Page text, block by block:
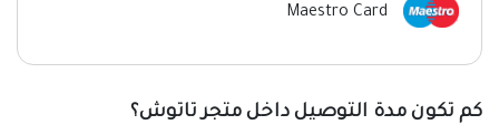
Maestro Card
كم تكون مدة التوصيل داخل متجر تاتوش؟